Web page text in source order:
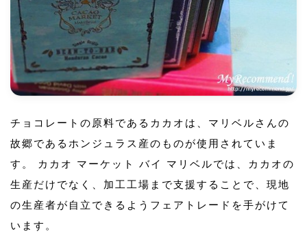
チョコレートの原料であるカカオは、マリベルさんの
故郷であるホンジュラス産のものが使用されていま
す。 カカオ マーケット バイ マリベルでは、カカオの
生産だけでなく、加工工場まで支援することで、現地
の生産者が自立できるようフェアトレードを手がけて
います。